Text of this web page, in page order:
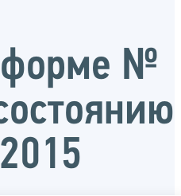
форме №